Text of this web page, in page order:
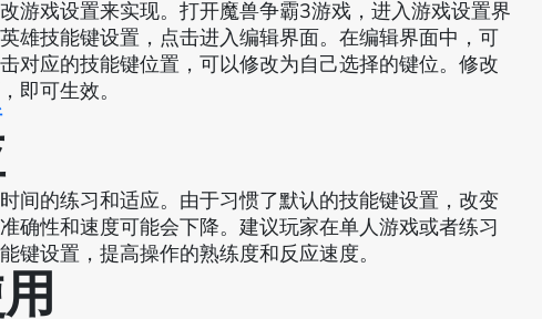
游戏设置来实现。打开魔兽争霸3游戏，进入游戏设置界
雄技能键设置，点击进入编辑界面。在编辑界面中，可
对应的技能键位置，可以修改为自己选择的键位。修改
即可生效。
间的练习和适应。由于习惯了默认的技能键设置，改变
确性和速度可能会下降。建议玩家在单人游戏或者练习
键设置，提高操作的熟练度和反应速度。